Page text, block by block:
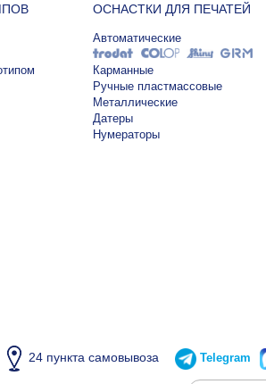
ОСНАСТКИ ДЛЯ ПЕЧАТЕЙ
Автоматические
Карманные
Ручные пластмассовые
Металлические
Датеры
Нумераторы
24 пункта самовывоза Telegram